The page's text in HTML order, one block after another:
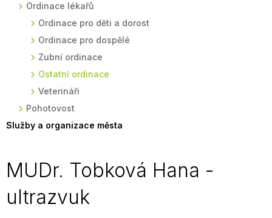
Ordinace lékařů
Ordinace pro děti a dorost
Ordinace pro dospělé
Zubní ordinace
Ostatní ordinace
Veterináři
Pohotovost
Služby a organizace města
MUDr. Tobková Hana -
ultrazvuk